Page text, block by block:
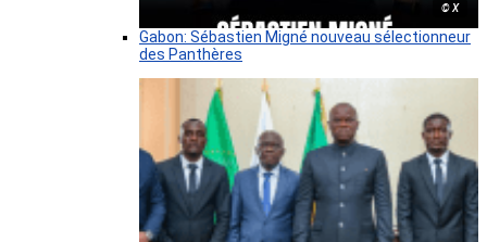
© X
Gabon: Sébastien Migné nouveau sélectionneur
des Panthères